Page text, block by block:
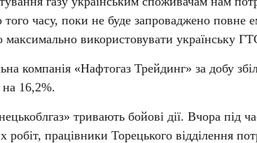
часу, поки не буде запроваджено повне
використовувати українську
компанія «Нафтогаз Трейдинг» за добу
на 16,2%.
тривають бойові дії. Вчора під
робіт, працівники Торецького відділення